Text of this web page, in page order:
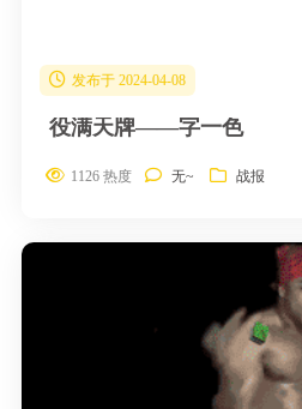
发布于 2024-04-08
役满天牌——字一色
1126 热度 无~ 战报